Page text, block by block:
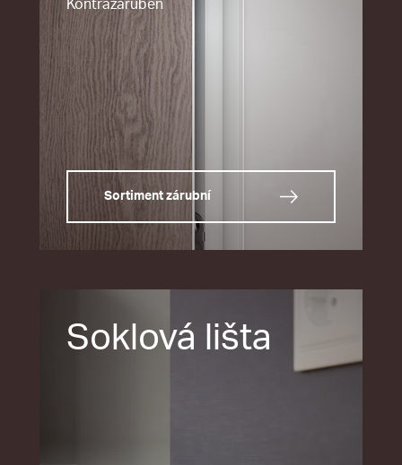
Kontrazárubeň
Sortiment zárubní
Soklová lišta